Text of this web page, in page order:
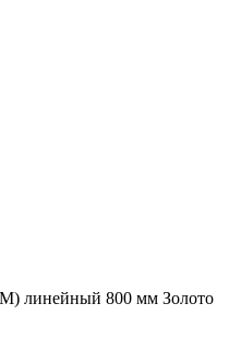
линейный 800 мм Золото